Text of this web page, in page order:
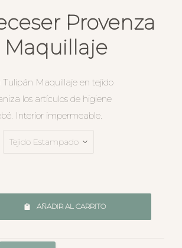
Provenza
Tulipán Maquillaje en tejido
los artículos de higiene
Interior impermeable.
AÑADIR AL CARRITO